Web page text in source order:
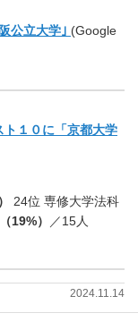
公立大学｣ (Google
１０に「京都大学
24位 専修大学法科
19%）
／15人
2024.11.14